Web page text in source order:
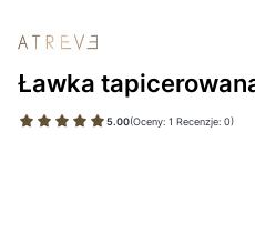
Ławka
5.00(Oceny: 1 Recenzje: 0)